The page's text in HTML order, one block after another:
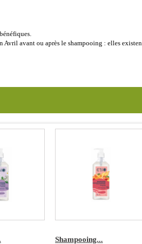
avant ou après le shampooing : elles
Shampooing...